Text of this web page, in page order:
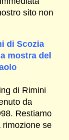
sito non
di Scozia
mostra del
di Rimini
da
Restiamo
rimozione se